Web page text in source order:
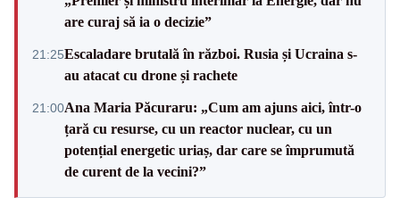
are curaj să ia o decizie”
21:25Escaladare brutală în război. Rusia și Ucraina s-
au atacat cu drone și rachete
21:00Ana Maria Păcuraru: „Cum am ajuns aici, într-o
țară cu resurse, cu un reactor nuclear, cu un
potențial energetic uriaș, dar care se împrumută
de curent de la vecini?”